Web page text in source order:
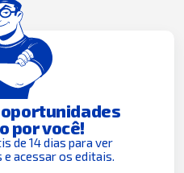
oportunidades
por você!
de 14 dias para ver
acessar os editais.